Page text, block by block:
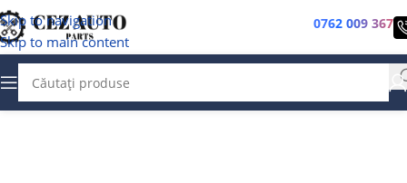
Skip to navigation
Skip to main content
0762 009 367